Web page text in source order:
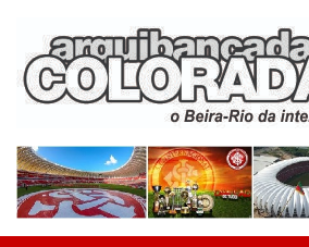
content
Arquibancada